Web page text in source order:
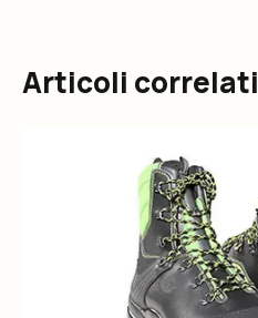
Articoli correlati